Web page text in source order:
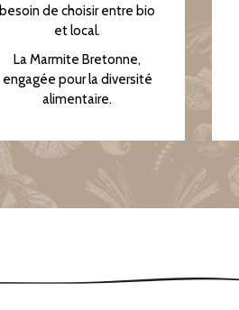
besoin de choisir entre bio
et local.
La Marmite Bretonne,
engagée pour la diversité
alimentaire.